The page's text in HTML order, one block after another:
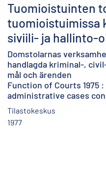
Tuomioistuinten
tuomioistuimissa
siviili- ja hallinto-
Domstolarnas
handlagda kriminal-,
mål och ärenden
Function of Courts 1975
administrative cases
Tilastokeskus
1977